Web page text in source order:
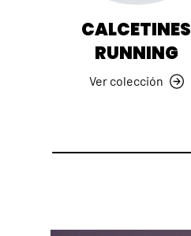
CALCETINES
RUNNING
Ver colección